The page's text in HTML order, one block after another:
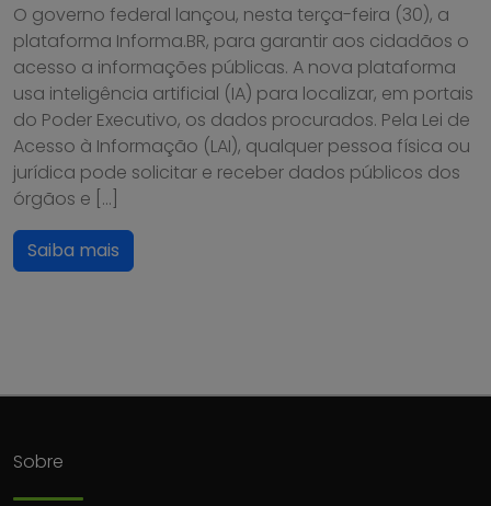
O governo federal lançou, nesta terça-feira (30), a
plataforma Informa.BR, para garantir aos cidadãos o
acesso a informações públicas. A nova plataforma
usa inteligência artificial (IA) para localizar, em portais
do Poder Executivo, os dados procurados. Pela Lei de
Acesso à Informação (LAI), qualquer pessoa física ou
jurídica pode solicitar e receber dados públicos dos
órgãos e […]
Saiba mais
Sobre